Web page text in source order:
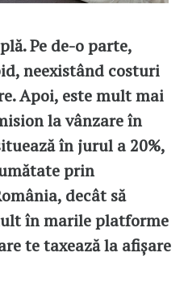
Pe de-o parte,
neexistând costuri
Apoi, este mult mai
la vânzare în
în jurul a 20%,
prin
decât să
în marile platforme
te taxează la afișare